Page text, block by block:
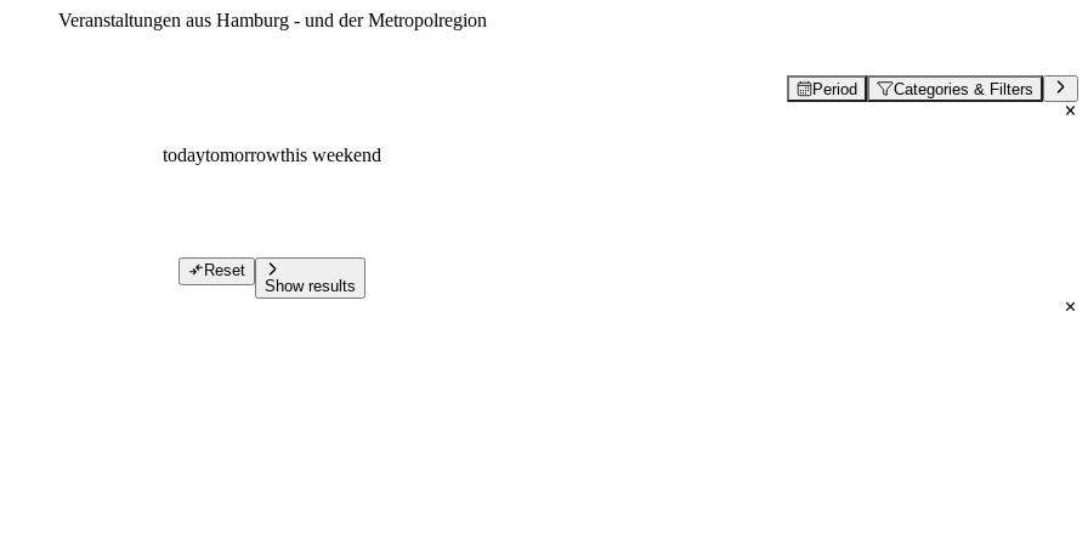
Veranstaltungen aus Hamburg - und der Metropolregion
Period Categories & Filters
todaytomorrowthis weekend
Reset
Show results